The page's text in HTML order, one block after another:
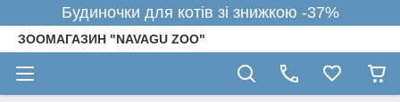
Будиночки для котів зі знижкою -37%
ЗООМАГАЗИН "NAVAGU ZOO"